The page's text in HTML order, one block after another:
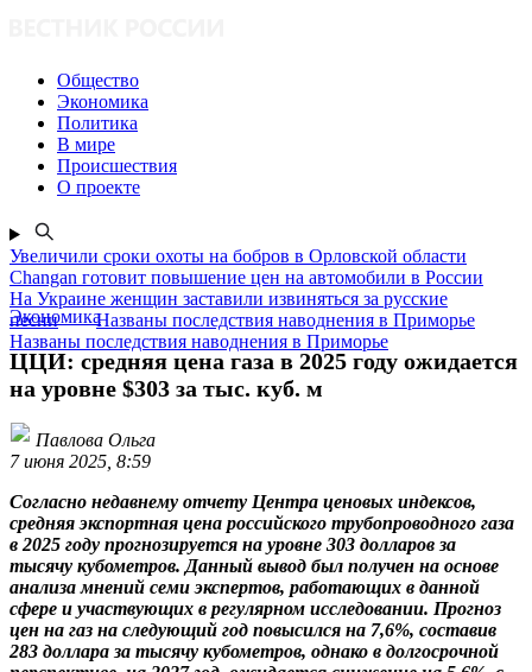
Общество
Экономика
Политика
В мире
Происшествия
О проекте
Увеличили сроки охоты на бобров в Орловской области
Changan готовит повышение цен на автомобили в России
На Украине женщин заставили извиняться за русские
песни
Названы последствия наводнения в Приморье
Названы последствия наводнения в Приморье
Экономика
ЦЦИ: средняя цена газа в 2025 году ожидается
на уровне $303 за тыс. куб. м
Павлова Ольга
7 июня 2025, 8:59
Согласно недавнему отчету Центра ценовых индексов,
средняя экспортная цена российского трубопроводного газа
в 2025 году прогнозируется на уровне 303 долларов за
тысячу кубометров. Данный вывод был получен на основе
анализа мнений семи экспертов, работающих в данной
сфере и участвующих в регулярном исследовании. Прогноз
цен на газ на следующий год повысился на 7,6%, составив
283 доллара за тысячу кубометров, однако в долгосрочной